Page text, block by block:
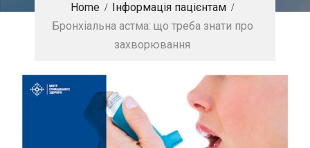
Home
Інформація пацієнтам
Бронхіальна астма: що треба знати про
захворювання